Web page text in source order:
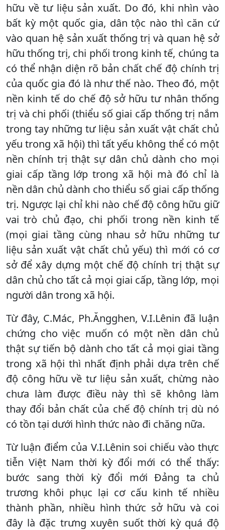
hữu về tư liệu sản xuất. Do đó, khi nhìn vào
bất kỳ một quốc gia, dân tộc nào thì căn cứ
vào quan hệ sản xuất thống trị và quan hệ sở
hữu thống trị, chi phối trong kinh tế, chúng ta
có thể nhận diện rõ bản chất chế độ chính trị
của quốc gia đó là như thế nào. Theo đó, một
nền kinh tế do chế độ sở hữu tư nhân thống
trị và chi phối (thiểu số giai cấp thống trị nắm
trong tay những tư liệu sản xuất vật chất chủ
yếu trong xã hội) thì tất yếu không thể có một
nền chính trị thật sự dân chủ dành cho mọi
giai cấp tầng lớp trong xã hội mà đó chỉ là
nền dân chủ dành cho thiểu số giai cấp thống
trị. Ngược lại chỉ khi nào chế độ công hữu giữ
vai trò chủ đạo, chi phối trong nền kinh tế
(mọi giai tầng cùng nhau sở hữu những tư
liệu sản xuất vật chất chủ yếu) thì mới có cơ
sở để xây dựng một chế độ chính trị thật sự
dân chủ cho tất cả mọi giai cấp, tầng lớp, mọi
người dân trong xã hội.
Từ đây, C.Mác, Ph.Ăngghen, V.I.Lênin đã luận
chứng cho việc muốn có một nền dân chủ
thật sự tiến bộ dành cho tất cả mọi giai tầng
trong xã hội thì nhất định phải dựa trên chế
độ công hữu về tư liệu sản xuất, chừng nào
chưa làm được điều này thì sẽ không làm
thay đổi bản chất của chế độ chính trị dù nó
có tồn tại dưới hình thức nào đi chăng nữa.
Từ luận điểm của V.I.Lênin soi chiếu vào thực
tiễn Việt Nam thời kỳ đổi mới có thể thấy:
bước sang thời kỳ đổi mới Ðảng ta chủ
trương khôi phục lại cơ cấu kinh tế nhiều
thành phần, nhiều hình thức sở hữu và coi
đây là đặc trưng xuyên suốt thời kỳ quá độ